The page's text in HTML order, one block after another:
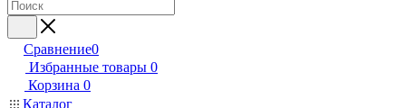
Сравнение0
Избранные товары 0
Корзина 0
Каталог